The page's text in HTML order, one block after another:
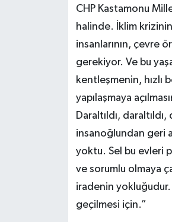
CHP Kastamonu
halinde. İklim
insanlarının, çevre
gerekiyor. Ve bu
kentleşmenin, hızlı
yapılaşmaya
Daraltıldı,
insanoğlundan geri
yoktu. Sel bu evleri
ve sorumlu olmaya
iradenin
geçilmesi için.”